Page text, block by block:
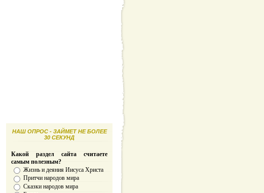
НАШ ОПРОС - ЗАЙМЕТ НЕ БОЛЕЕ
30 СЕКУНД
Какой раздел сайта считаете
самым полезным?
Жизнь и деяния Иисуса Христа
Притчи народов мира
Сказки народов мира